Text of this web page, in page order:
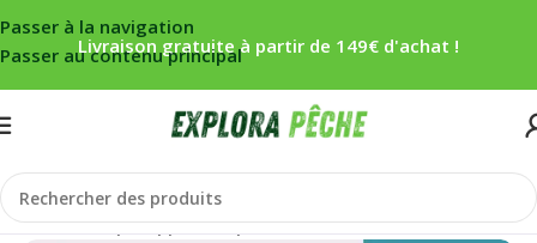
Passer à la navigation
Passer au contenu principal
Livraison gratuite à partir de 149€ d'achat !
Accueil/Carpe/Appâts/Liquides/booster